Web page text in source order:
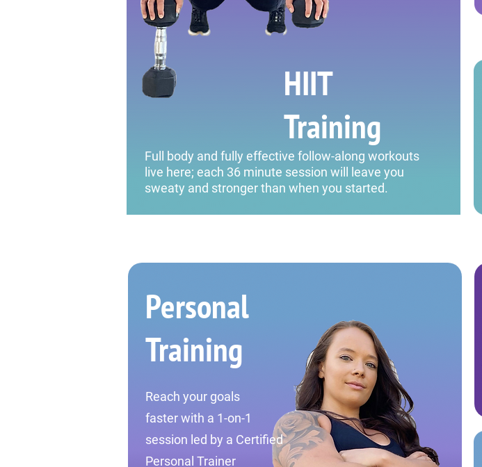
HIIT
Training
Full body and fully effective follow-along workouts
live here; each 36 minute session will leave you
sweaty and stronger than when you started.
Personal
Training
Reach your goals
fasterwith a 1-on-1
session led by a Certified
Personal Trainer